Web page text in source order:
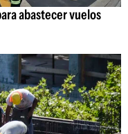
abastecer vuelos